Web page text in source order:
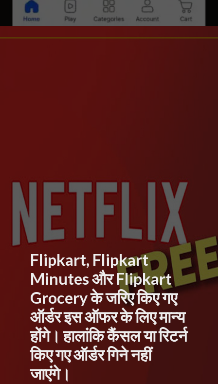
Flipkart, Flipkart
Minutes और Flipkart
Grocery के जरिए किए गए
ऑर्डर इस ऑफर के लिए मान्य
होंगे। हालांकि कैंसल या रिटर्न
किए गए ऑर्डर गिने नहीं
जाएंगे।